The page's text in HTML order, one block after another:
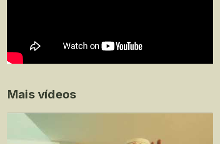
Mais vídeos